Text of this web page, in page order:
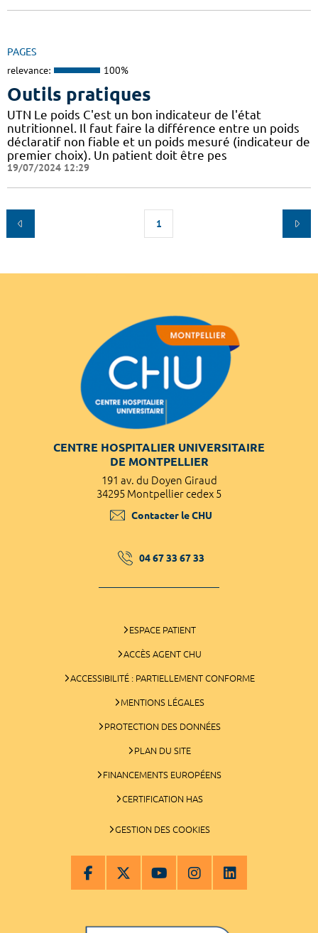
PAGES
relevance: 100%
Outils pratiques
UTN Le poids C'est un bon indicateur de l'état
nutritionnel. Il faut faire la différence entre un poids
déclaratif non fiable et un poids mesuré (indicateur de
premier choix). Un patient doit être pes
19/07/2024 12:29
1
CENTRE HOSPITALIER UNIVERSITAIRE
DE MONTPELLIER
191 av. du Doyen Giraud
34295 Montpellier cedex 5
Contacter le CHU
04 67 33 67 33
ESPACE PATIENT
ACCÈS AGENT CHU
ACCESSIBILITÉ : PARTIELLEMENT CONFORME
MENTIONS LÉGALES
PROTECTION DES DONNÉES
PLAN DU SITE
FINANCEMENTS EUROPÉENS
CERTIFICATION HAS
GESTION DES COOKIES